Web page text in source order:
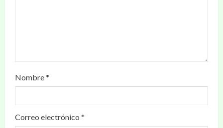
Nombre*
Correo electrónico *